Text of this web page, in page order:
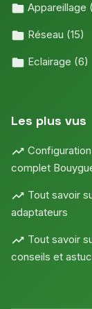
Appareillage
Réseau (15)
Eclairage (6)
Les plus vus
complet
Tout savoir
adaptateurs
Tout savoir
conseils et